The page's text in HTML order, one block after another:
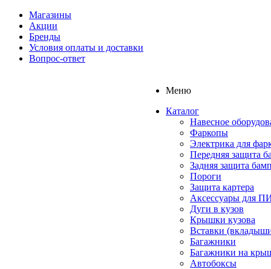
Магазины
Акции
Бренды
Условия оплаты и доставки
Вопрос-ответ
Меню
Каталог
Навесное
Фаркопы
Электрика для
Передняя защита
Задняя защита
Пороги
Защита картера
Аксессуары для
Дуги в кузов
Крышки кузова
Вставки
Багажники
Багажники на
Автобоксы